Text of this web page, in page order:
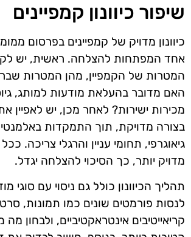
שיפור כיוונון קמפיינים
כיוונון מדויק של קמפיינים בפרסום
אחד המפתחות להצלחה. ראשית, יש
המטרות של הקמפיין, מהן המטרות
האם מדובר בהעלאת מודעות למותג,
מכירות ישירות? לאחר מכן, יש לאפיין
בצורה מדויקת, תוך התמקדות
גיאוגרפי, תחומי עניין והרגלי צריכה. ככל
מדויק יותר, כך הסיכוי להצלחה יגדל.
תהליך הכיוונון כולל גם ניסוי עם סוגי
לנסות פורמטים שונים כמו תמונות,
קריאייטיבים אינטראקטיביים, ולבחון